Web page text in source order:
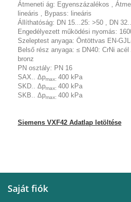
Átmeneti ág: Egyenszázalékos ,
lineáris , Bypass: lineáris
Állíthatóság: DN 15...25: >50 , DN
Engedélyezett működési nyomás:
Szeleptest anyaga: Öntöttvas EN-
Belső rész anyaga: ≤ DN40: CrNi
bronz
PN osztály: PN 16
SAX.. Δpmax: 400 kPa
SKD.. Δpmax: 400 kPa
SKB.. Δpmax: 400 kPa
Siemens VXF42 Adatlap letöltése
Saját fiók